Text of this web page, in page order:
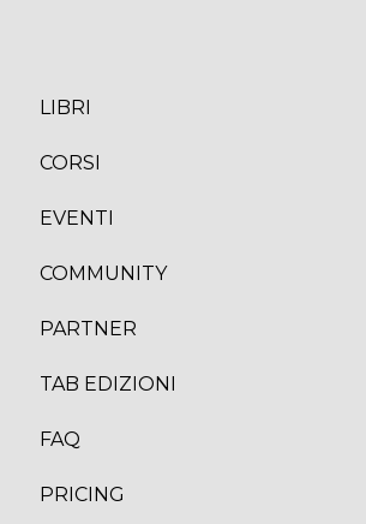
LIBRI
CORS
EVENTI
COMMUNITY
PARTNER
TAB EDIZION
FAQ
PRICING